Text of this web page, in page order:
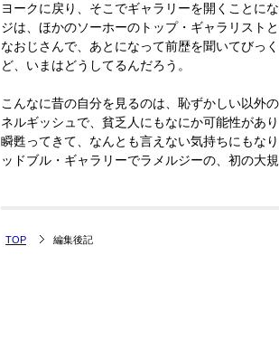
ヨークに戻り、そこでギャラリーを開くことに
ジは、ほかのソーホーのトップ・ギャラリスト
なおじさんで、あとになって前歴を聞いてびっ
ど、いまはどうしてるんだろう。
こんなに昔の自分を見るのは、恥ずかしい以外
ネルギッシュで、貧乏人にもなにか可能性があ
瞬甦ってきて、なんとも言えない気持ちにもな
ッドブル・ギャラリーでラメルジーの、初の大
TOP 編集後記